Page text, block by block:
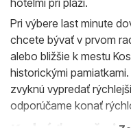
hotelmi pri pláži.
Pri výbere last minute
chcete bývať v prvom
alebo bližšie k mestu
historickými
zvyknú vypredať
odporúčame konať